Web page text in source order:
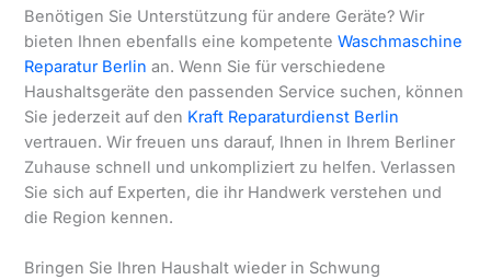
Benötigen Sie Unterstützung für andere Geräte? Wir
bieten Ihnen ebenfalls eine kompetenteWaschmaschine
Reparatur Berlin an. Wenn Sie für verschiedene
Haushaltsgeräte den passenden Service suchen, können
Sie jederzeit auf den Kraft Reparaturdienst Berlin
vertrauen. Wir freuen uns darauf, Ihnen in Ihrem Berliner
Zuhause schnell und unkompliziert zu helfen. Verlassen
Sie sich auf Experten, die ihr Handwerk verstehen und
die Region kennen.
Bringen Sie Ihren Haushalt wieder in Schwung